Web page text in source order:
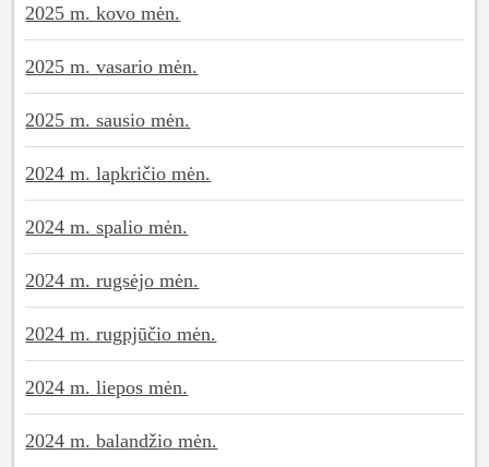
2025 m. kovo mėn.
2025 m. vasario mėn.
2025 m. sausio mėn.
2024 m. lapkričio mėn.
2024 m. spalio mėn.
2024 m. rugsėjo mėn.
2024 m. rugpjūčio mėn.
2024 m. liepos mėn.
2024 m. balandžio mėn.